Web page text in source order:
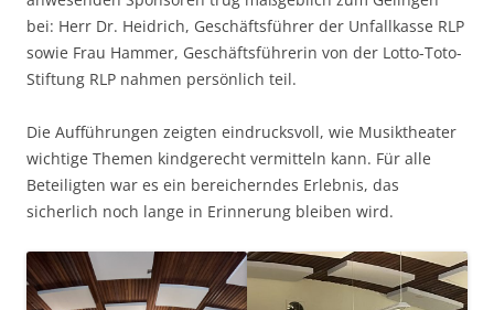
bei: Herr Dr. Heidrich, Geschäftsführer der Unfallkasse RLP
sowie Frau Hammer, Geschäftsführerin von der Lotto-Toto-
Stiftung RLP nahmen persönlich teil.
Die Aufführungen zeigten eindrucksvoll, wie Musiktheater
wichtige Themen kindgerecht vermitteln kann. Für alle
Beteiligten war es ein bereicherndes Erlebnis, das
sicherlich noch lange in Erinnerung bleiben wird.